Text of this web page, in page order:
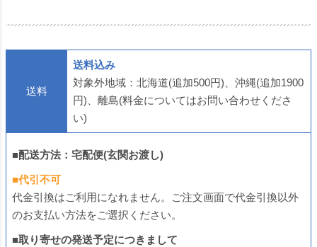
送料
送料込み
対象外地域：北海道(追加500円)、沖縄(追加1900
円)、離島(料金についてはお問い合わせくださ
い)
■配送方法：宅配便(玄関お渡し)
■代引不可
代金引換はご利用になれません。ご注文画面で代金引換以外
のお支払い方法をご選択ください。
■取り寄せの発送予定につきまして